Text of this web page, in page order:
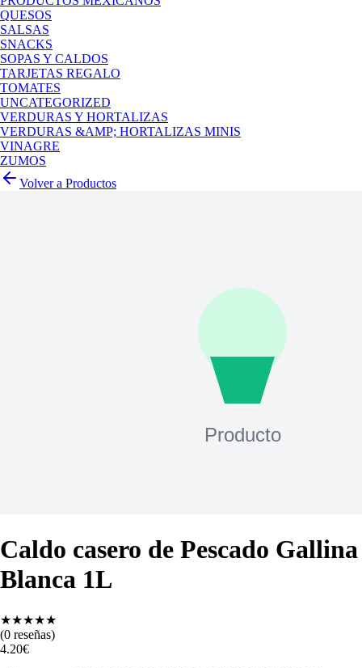
QUESOS
SALSAS
SNACKS
SOPAS Y CALDOS
TARJETAS REGALO
TOMATES
UNCATEGORIZED
VERDURAS Y HORTALIZAS
VERDURAS &AMP; HORTALIZAS MINIS
VINAGRE
ZUMOS
Volver a Productos
Caldo casero de Pescado Gallina
Blanca 1L
★★★★★
(0 reseñas)
4.20€